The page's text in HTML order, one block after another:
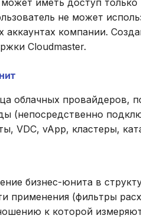
не может
аккаунтах компании.
Cloudmaster.
облачных провайдеров,
(непосредственно
VDC, vApp, кластеры,
бизнес-юнита в
применения (фильтры
к которой